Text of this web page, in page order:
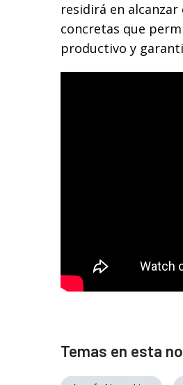
residirá en
concretas que
productivo y
Temas en esta